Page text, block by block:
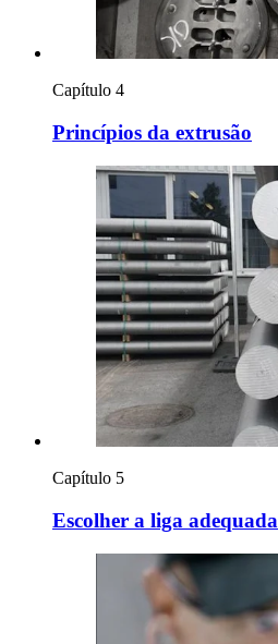
Capítulo 4
Princípios da extrusão
Capítulo 5
Escolher a liga adequada